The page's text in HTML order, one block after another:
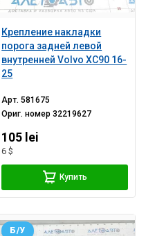
Крепление накладки
порога задней левой
внутренней Volvo XC90 16-
25
Арт.581675
Ориг. номер32219627
105 lei
6 $
Купить
Б/У